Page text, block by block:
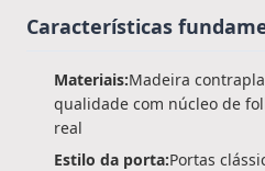
Características
Materiais:Madeira
qualidade com núcleo de
real
Estilo da porta:Portas